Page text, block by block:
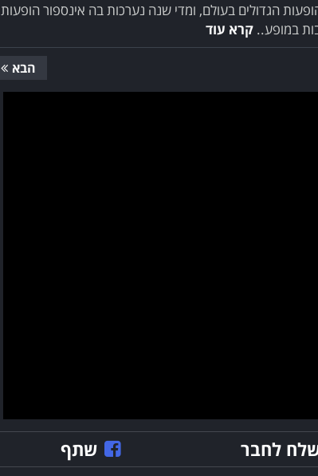
הגדולים בעולם, ומדי שנה נערכות בה אינספור הופעות
במופע.. קרא עוד
הבא
לחבר שתף